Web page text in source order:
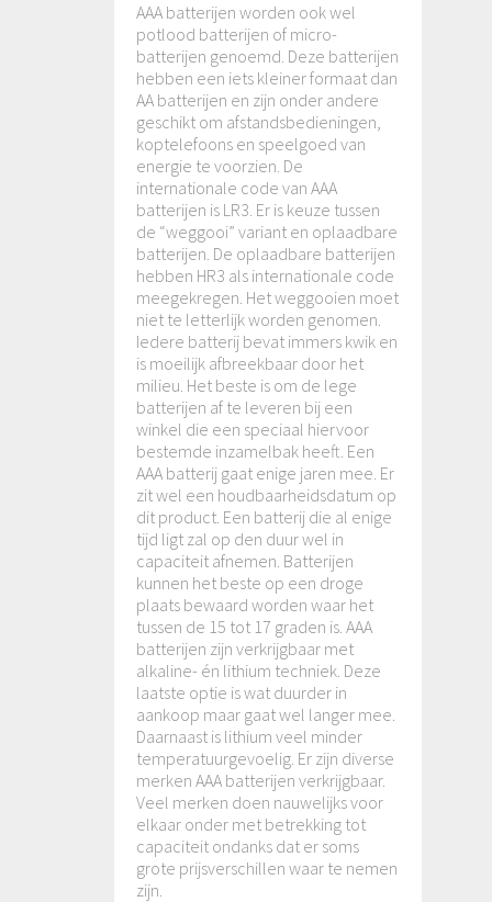
AAA batterijen worden ook wel
potlood batterijen of micro-
batterijen genoemd. Deze batterijen
hebben een iets kleiner formaat dan
AA batterijen en zijn onder andere
geschikt om afstandsbedieningen,
koptelefoons en speelgoed van
energie te voorzien. De
internationale code van AAA
batterijen is LR3. Er is keuze tussen
de “weggooi” variant en oplaadbare
batterijen. De oplaadbare batterijen
hebben HR3 als internationale code
meegekregen. Het weggooien moet
niet te letterlijk worden genomen.
Iedere batterij bevat immers kwik en
is moeilijk afbreekbaar door het
milieu. Het beste is om de lege
batterijen af te leveren bij een
winkel die een speciaal hiervoor
bestemde inzamelbak heeft. Een
AAA batterij gaat enige jaren mee. Er
zit wel een houdbaarheidsdatum op
dit product. Een batterij die al enige
tijd ligt zal op den duur wel in
capaciteit afnemen. Batterijen
kunnen het beste op een droge
plaats bewaard worden waar het
tussen de 15 tot 17 graden is. AAA
batterijen zijn verkrijgbaar met
alkaline- én lithium techniek. Deze
laatste optie is wat duurder in
aankoop maar gaat wel langer mee.
Daarnaast is lithium veel minder
temperatuurgevoelig. Er zijn diverse
merken AAA batterijen verkrijgbaar.
Veel merken doen nauwelijks voor
elkaar onder met betrekking tot
capaciteit ondanks dat er soms
grote prijsverschillen waar te nemen
zijn.